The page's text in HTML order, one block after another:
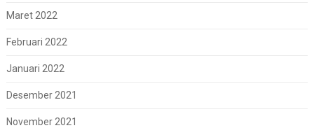
Maret 2022
Februari 2022
Januari 2022
Desember 2021
November 2021